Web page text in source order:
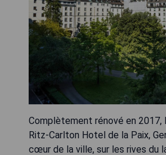
Complètement rénové en 2017,
Ritz-Carlton Hotel de la Paix,
cœur de la ville, sur les rives du